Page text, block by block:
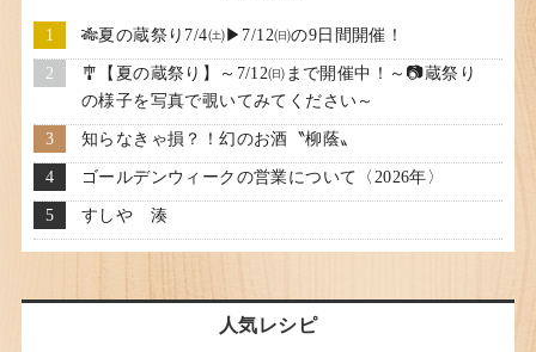
🎋夏の蔵祭り7/4㈯▶7/12㈰の9日間開催！
🎐【夏の蔵祭り】～7/12㈰まで開催中！～📷蔵祭り
の様子を写真で覗いてみてください～
知らなきゃ損？！幻のお酒〝柳蔭〟
ゴールデンウィークの営業について〈2026年〉
すしや 湊
人気レシピ